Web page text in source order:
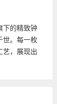
下的精致钟
世。每一枚
艺，展现出